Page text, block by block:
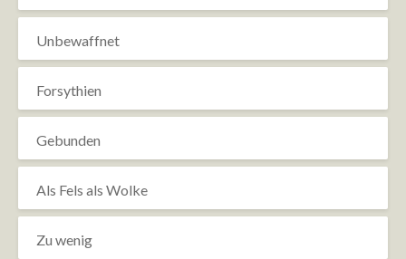
Unbewaffnet
Forsythien
Gebunden
Als Fels als Wolke
Zu wenig